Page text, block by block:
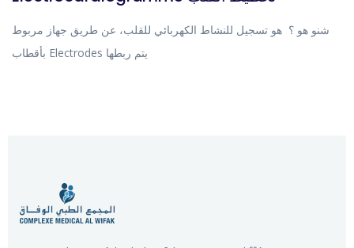
شنو هو ؟ هو تسجيل للنشاط الكهربائي للقلب، عن طريق جهاز مربوط
بأقطاب Electrodes يتم ربطها